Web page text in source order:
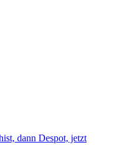
dann Despot, jetzt